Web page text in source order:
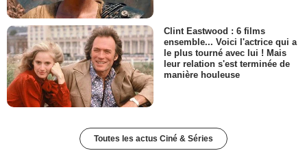
Clint Eastwood : 6 films
ensemble... Voici l'actrice qui a
le plus tourné avec lui ! Mais
leur relation s'est terminée de
manière houleuse
Toutes les actus Ciné & Séries